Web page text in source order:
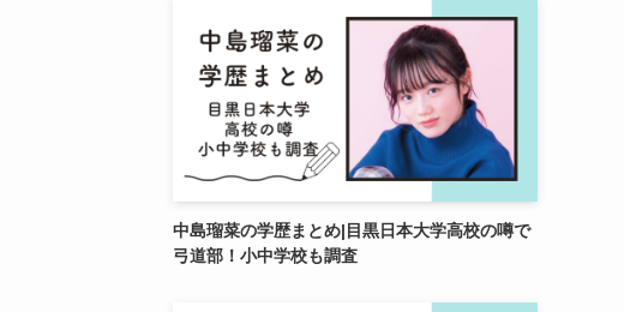
中島瑠菜の学歴まとめ|目黒日本大学高校の噂で
弓道部！小中学校も調査